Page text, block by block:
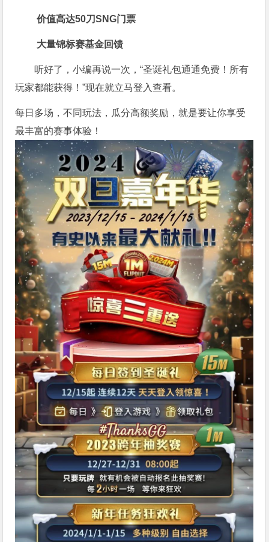
价值高达50刀SNG门票
大量锦标赛基金回馈
听好了，小编再说一次，“圣诞礼包通通免费！所有
玩家都能获得！”现在就立马登入查看。
每日多场，不同玩法，瓜分高额奖励，就是要让你享受
最丰富的赛事体验！